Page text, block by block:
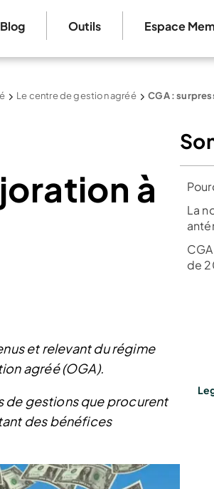
Blog Outils Espace
Le centre de gestion agréé CGA :
à
et relevant du régime
agréé (OGA).
de gestions que procurent
des bénéfices
La
de